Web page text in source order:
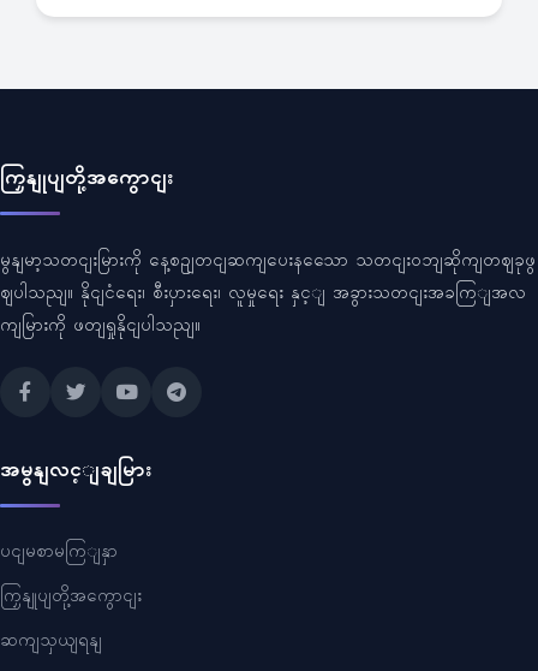
ကြှနျုပျတို့အကွောငျး
မွနျမာ့သတငျးမြားကို နေ့စဥျတငျဆကျပေးနသေော သတငျးဝဘျဆိုကျတဈခုဖွ
ဈပါသညျ။ နိုငျငံရေး၊ စီးပှားရေး၊ လူမှုရေး နှင့ျ အခွားသတငျးအခကြျအလ
ကျမြားကို ဖတျရှုနိုငျပါသညျ။
အမွနျလင့ျချမြား
ပငျမစာမကြျနှာ
ကြှနျုပျတို့အကွောငျး
ဆကျသှယျရနျ